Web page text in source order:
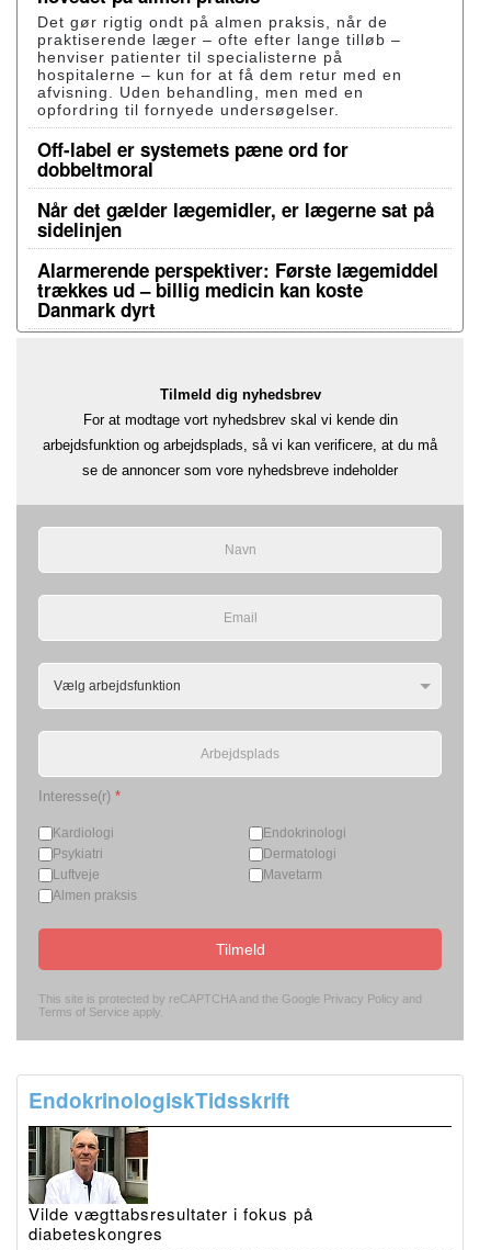
Det gør rigtig ondt på almen praksis, når de
praktiserende læger – ofte efter lange tilløb –
henviser patienter til specialisterne på
hospitalerne – kun for at få dem retur med en
afvisning. Uden behandling, men med en
opfordring til fornyede undersøgelser.
Off-label er systemets pæne ord for
dobbeltmoral
Når det gælder lægemidler, er lægerne sat på
sidelinjen
Alarmerende perspektiver: Første lægemiddel
trækkes ud – billig medicin kan koste
Danmark dyrt
Tilmeld dig nyhedsbrev
For at modtage vort nyhedsbrev skal vi kende din
arbejdsfunktion og arbejdsplads, så vi kan verificere, at du må
se de annoncer som vore nyhedsbreve indeholder
Interesse(r) *
Kardiologi
Endokrinologi
Psykiatri
Dermatologi
Luftveje
Mavetarm
Almen praksis
Tilmeld
This site is protected by reCAPTCHA and the Google Privacy Policy and
Terms of Service apply.
EndokrinologiskTidsskrift
Vilde vægttabsresultater i fokus på
diabeteskongres